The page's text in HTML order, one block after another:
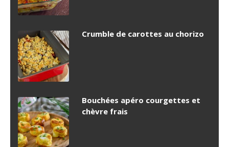
Crumble de carottes au chorizo
Bouchées apéro courgettes et
chèvre frais